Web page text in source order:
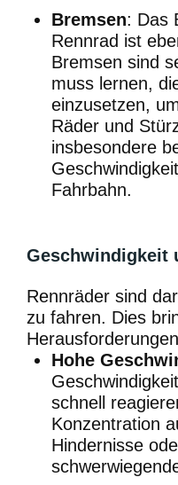
Bremsen: Das
Rennrad ist
Bremsen sind
muss lernen,
einzusetzen,
Räder und
insbesondere
Fahrbahn.
Geschwindigkeit
Rennräder sind
zu fahren. Dies
Hohe
schnell
Konzentration
Hindernisse